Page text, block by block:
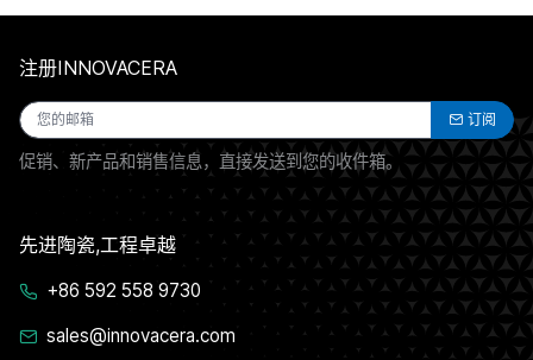
注册INNOVACERA
订阅
促销、新产品和销售信息，直接发送到您的收件箱。
先进陶瓷,工程卓越
+86 592 558 9730
sales@innovacera.com